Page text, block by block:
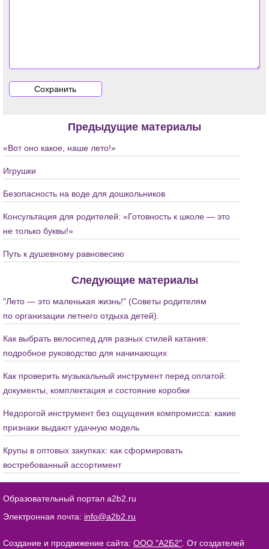
Предыдущие материалы
«Вот оно какое, наше лето!»
Игрушки
Безопасность на воде для дошкольников
Консультация для родителей: «Готовность к школе — это
не только буквы!»
Путь к душевному равновесию
Следующие материалы
"Лето — это маленькая жизнь!" (Советы родителям
по организации летнего отдыха детей).
Как выбрать велосипед для разных стилей катания:
подробное руководство для начинающих
Как проверить музыкальный инструмент перед оплатой:
документы, комплектация и состояние коробки
Недорогой инструмент без ощущения компромисса: какие
признаки выдают удачную модель
Крупы в оптовых закупках: как сформировать
востребованный ассортимент
Образовательный портал a2b2.ru
Электронная почта: info@a2b2.ru
Создание и продвижение сайта: ООО "А2Б2" . От создателей